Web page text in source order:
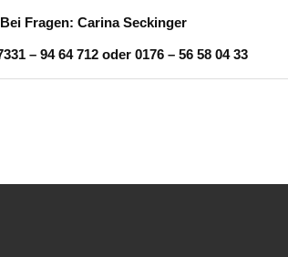
Bei Fragen: Carina Seckinger
– 94 64 712 oder 0176 – 56 58 04 33